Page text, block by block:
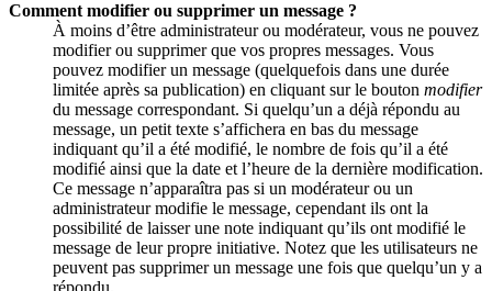
Comment modifier ou supprimer un message ?
À moins d’être administrateur ou modérateur, vous ne pouvez
modifier ou supprimer que vos propres messages. Vous
pouvez modifier un message (quelquefois dans une durée
limitée après sa publication) en cliquant sur le bouton modifier
du message correspondant. Si quelqu’un a déjà répondu au
message, un petit texte s’affichera en bas du message
indiquant qu’il a été modifié, le nombre de fois qu’il a été
modifié ainsi que la date et l’heure de la dernière modification.
Ce message n’apparaîtra pas si un modérateur ou un
administrateur modifie le message, cependant ils ont la
possibilité de laisser une note indiquant qu’ils ont modifié le
message de leur propre initiative. Notez que les utilisateurs ne
peuvent pas supprimer un message une fois que quelqu’un y a